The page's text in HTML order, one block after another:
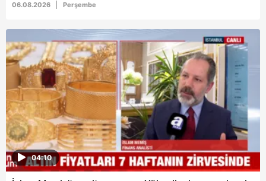
06.08.2026 Perşembe
04:10